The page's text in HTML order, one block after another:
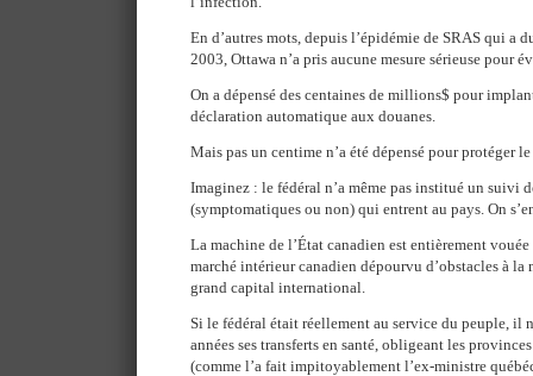
En d’autres mots, depuis l’épidémie de SRAS qui a
2003, Ottawa n’a pris aucune mesure sérieuse pour
On a dépensé des centaines de millions$ pour
déclaration automatique aux douanes.
Mais pas un centime n’a été dépensé pour protéger
Imaginez : le fédéral n’a même pas institué un suivi
(symptomatiques ou non) qui entrent au pays. On
La machine de l’État canadien est entièrement
marché intérieur canadien dépourvu d’obstacles à
grand capital international.
Si le fédéral était réellement au service du peuple, il
années ses transferts en santé, obligeant les
(comme l’a fait impitoyablement l’ex-ministre